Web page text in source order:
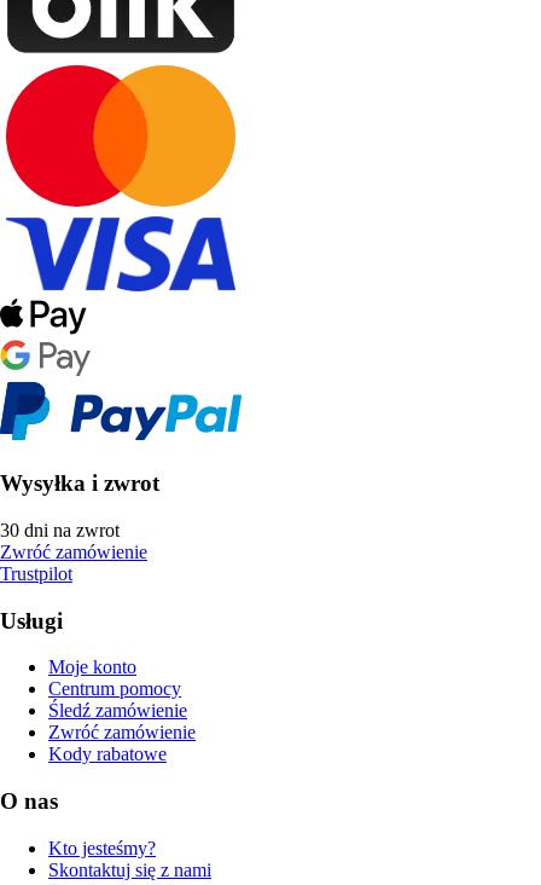
Wysyłka i zwrot
30 dni na zwrot
Zwróć zamówienie
Trustpilot
Usługi
Moje konto
Centrum pomocy
Śledź zamówienie
Zwróć zamówienie
Kody rabatowe
O nas
Kto jesteśmy?
Skontaktuj się z nami